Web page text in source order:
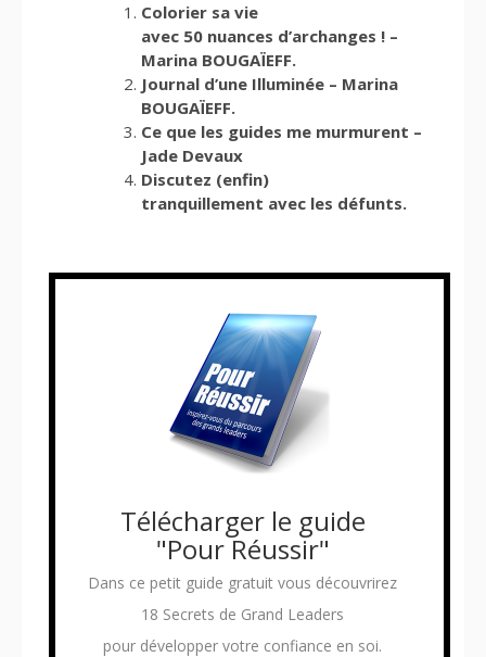
Colorier sa vie
avec 50 nuances d’archanges ! –
Marina BOUGAÏEFF.
Journal d’une Illuminée – Marina
BOUGAÏEFF.
Ce que les guides me murmurent –
Jade Devaux
Discutez (enfin)
tranquillement avec les défunts.
Télécharger le guide
"Pour Réussir"
Dans ce petit guide gratuit vous découvrirez
18 Secrets de Grand Leaders
pour développer votre confiance en soi.